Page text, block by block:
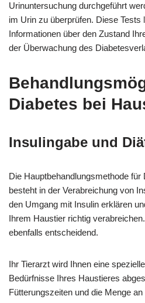
Urinuntersuchung durchgeführt
im Urin zu überprüfen. Diese Tests
Informationen über den Zustand
der Überwachung des
Diabetes bei
Insulingabe und
Die Hauptbehandlungsmethode
besteht in der Verabreichung von
den Umgang mit Insulin erklären
Ihrem Haustier richtig
ebenfalls entscheidend.
Ihr Tierarzt wird Ihnen eine
Bedürfnisse Ihres Haustieres
Fütterungszeiten und die Menge